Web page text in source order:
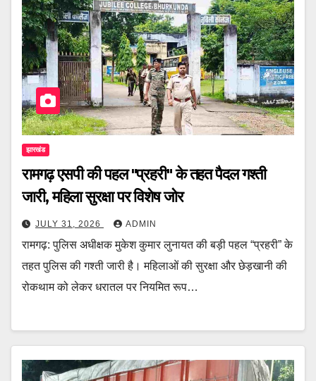
झारखंड
रामगढ़ एसपी की पहल "प्रहरी" के तहत पैदल गश्ती
जारी, महिला सुरक्षा पर विशेष जोर
JULY 31, 2026 ADMIN
रामगढ़: पुलिस अधीक्षक मुकेश कुमार लुनायत की बड़ी पहल “प्रहरी” के
तहत पुलिस की गश्ती जारी है। महिलाओं की सुरक्षा और छेड़खानी की
रोकथाम को लेकर धरातल पर नियमित रूप…